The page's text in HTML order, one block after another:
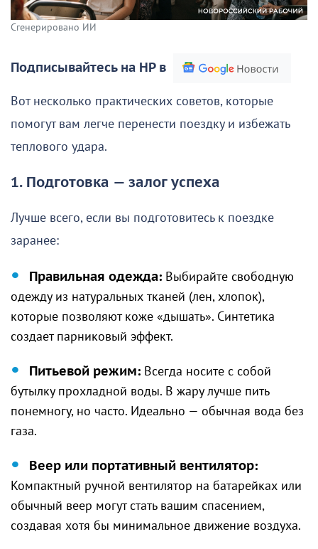
Сгенерировано ИИ
Подписывайтесь на НР в
Вот несколько практических советов, которые
помогут вам легче перенести поездку и избежать
теплового удара.
1. Подготовка — залог успеха
Лучше всего, если вы подготовитесь к поездке
заранее:
Правильная одежда: Выбирайте свободную
одежду из натуральных тканей (лен, хлопок),
которые позволяют коже «дышать». Синтетика
создает парниковый эффект.
Питьевой режим: Всегда носите с собой
бутылку прохладной воды. В жару лучше пить
понемногу, но часто. Идеально — обычная вода без
газа.
Веер или портативный вентилятор:
Компактный ручной вентилятор на батарейках или
обычный веер могут стать вашим спасением,
создавая хотя бы минимальное движение воздуха.